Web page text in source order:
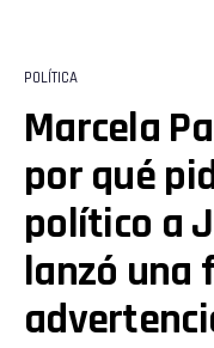
POLÍTICA
Marcela
por qué
político a
lanzó una